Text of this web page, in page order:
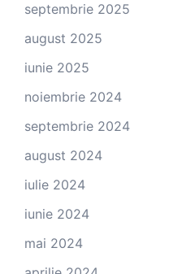
septembrie 2025
august 2025
iunie 2025
noiembrie 2024
septembrie 2024
august 2024
iulie 2024
iunie 2024
mai 2024